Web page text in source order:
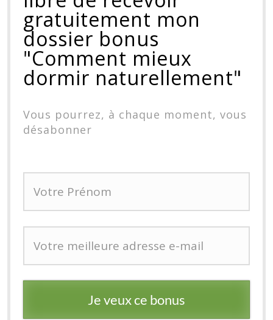
gratuitement mon
dossier bonus
"Comment mieux
dormir naturellement"
Vous pourrez, à chaque moment, vous
désabonner
Je veux ce bonus